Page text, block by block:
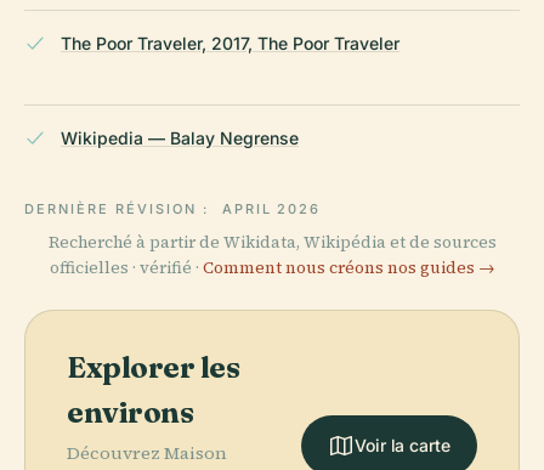
The Poor Traveler, 2017, The Poor Traveler
Wikipedia — Balay Negrense
DERNIÈRE RÉVISION : APRIL 2026
Recherché à partir de Wikidata, Wikipédia et de sources
officielles · vérifié · Comment nous créons nos guides →
Explorer les
environs
Découvrez Maison
Voir la carte